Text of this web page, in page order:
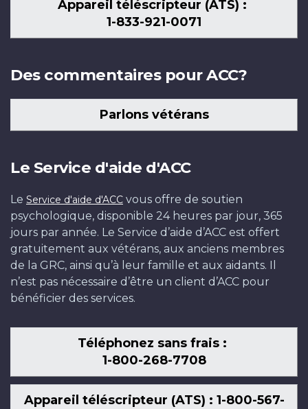
Appareil téléscripteur (ATS) :
1-833-921-0071
Des commentaires pour ACC?
Parlons vétérans
Le Service d'aide d'ACC
Le Service d'aide d'ACC vous offre de soutien
psychologique, disponible 24 heures par jour, 365
jours par année. Le Service d’aide d’ACC est offert
gratuitement aux vétérans, aux anciens membres
de la GRC, ainsi qu’à leur famille et aux aidants. Il
n’est pas nécessaire d’être un client d’ACC pour
bénéficier des services.
Téléphonez sans frais :
1-800-268-7708
Appareil téléscripteur (ATS) : 1-800-567-